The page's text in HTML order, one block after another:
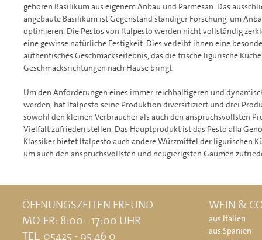
gehören Basilikum aus eigenem Anbau und Parmesan. Das
angebaute Basilikum ist Gegenstand ständiger Forschung, um
optimieren. Die Pestos von Italpesto werden nicht vollständig
eine gewisse natürliche Festigkeit. Dies verleiht ihnen eine
authentisches Geschmackserlebnis, das die frische ligurische
Geschmacksrichtungen nach Hause bringt.
Um den Anforderungen eines immer reichhaltigeren und
werden, hat Italpesto seine Produktion diversifiziert und drei
sowohl den kleinen Verbraucher als auch den anspruchsvollsten
Vielfalt zufrieden stellen. Das Hauptprodukt ist das Pesto alla
Klassiker bietet Italpesto auch andere Würzmittel der ligurischen
um auch den anspruchsvollsten und neugierigsten Gaumen
ÖFFNUNGSZEITEN FREUND
MO-FR: 8:00 - 17:00 UHR
TEL. 05425 - 95 46 0
WEIN &
aus Italien
aus Spanien